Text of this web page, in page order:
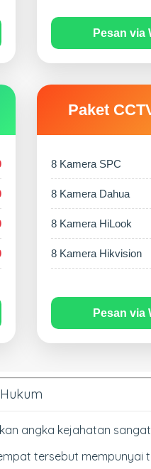
Pesan via
Paket
8 Kamera SPC
8 Kamera Dahua
8 Kamera HiLook
8 Kamera Hikvision
Pesan via
angka kejahatan
tersebut mempunyai